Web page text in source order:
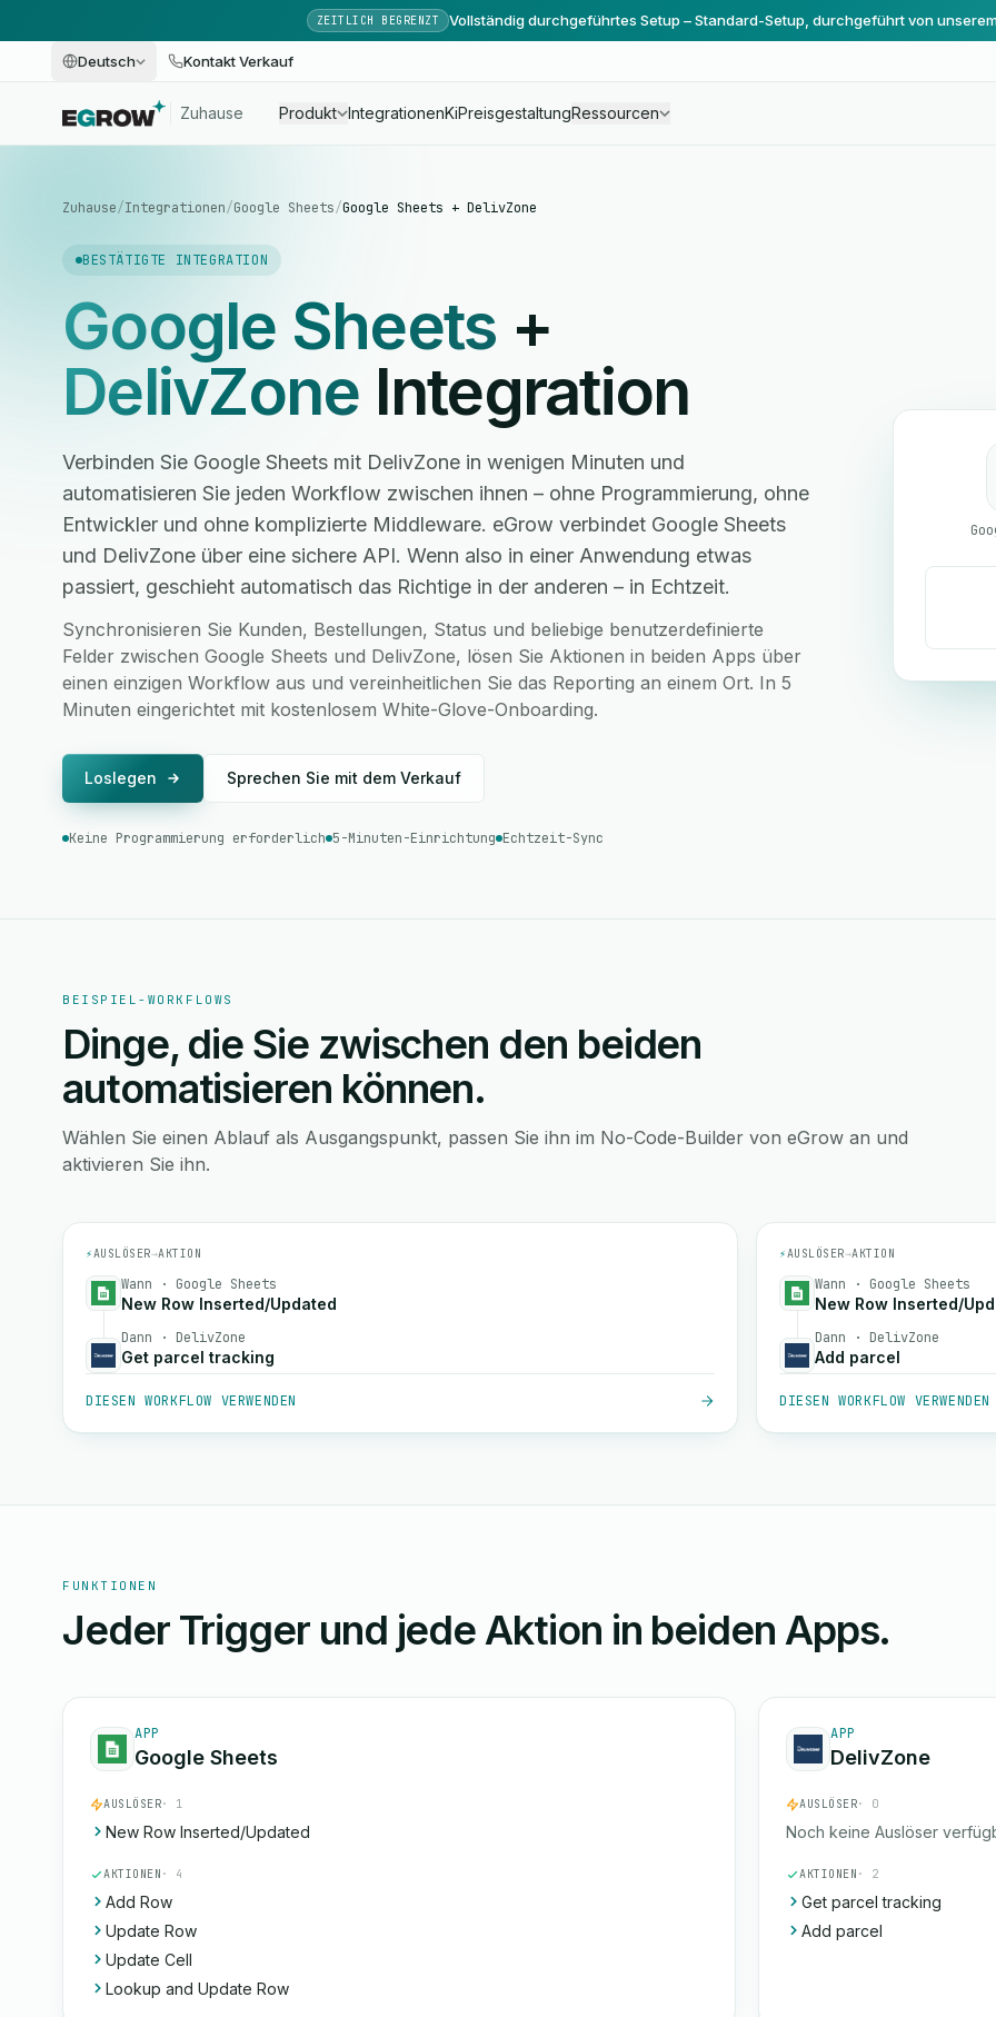
ZEITLICH BEGRENZT Vollständig durchgeführtes Setup – Standard-Setup, durchgeführt von
Deutsch Kontakt Verkauf
Zuhause Produkt IntegrationenKiPreisgestaltungRessourcen
Zuhause/Integrationen/Google Sheets/Google Sheets + DelivZone
BESTÄTIGTE INTEGRATION
Google Sheets +
DelivZone Integration
Verbinden Sie Google Sheets mit DelivZone in wenigen Minuten und
automatisieren Sie jeden Workflow zwischen ihnen – ohne Programmierung, ohne
Entwickler und ohne komplizierte Middleware. eGrow verbindet Google Sheets
und DelivZone über eine sichere API. Wenn also in einer Anwendung etwas
passiert, geschieht automatisch das Richtige in der anderen – in Echtzeit.
Synchronisieren Sie Kunden, Bestellungen, Status und beliebige benutzerdefinierte
Felder zwischen Google Sheets und DelivZone, lösen Sie Aktionen in beiden Apps über
einen einzigen Workflow aus und vereinheitlichen Sie das Reporting an einem Ort. In 5
Minuten eingerichtet mit kostenlosem White-Glove-Onboarding.
Loslegen Sprechen Sie mit dem Verkauf
Keine Programmierung erforderlich 5-Minuten-Einrichtung Echtzeit-Sync
BEISPIEL-WORKFLOWS
Dinge, die Sie zwischen den beiden
automatisieren können.
Wählen Sie einen Ablauf als Ausgangspunkt, passen Sie ihn im No-Code-Builder von eGrow an und
aktivieren Sie ihn.
⚡AUSLÖSER→AKTION
Wann · Google Sheets
New Row Inserted/Updated
Dann · DelivZone
Get parcel tracking
DIESEN WORKFLOW VERWENDEN
⚡AUSLÖSER→AKTION
Wann · Google Sheets
New Row Inserted/
Dann · DelivZone
Add parcel
DIESEN WORKFLOW VERWENDEN
FUNKTIONEN
Jeder Trigger und jede Aktion in beiden Apps.
APP
Google Sheets
AUSLÖSER· 1
New Row Inserted/Updated
AKTIONEN · 4
Add Row
Update Row
Update Cell
Lookup and Update Row
APP
DelivZone
AUSLÖSER· 0
Noch keine Auslöser
AKTIONEN · 2
Get parcel tracking
Add parcel